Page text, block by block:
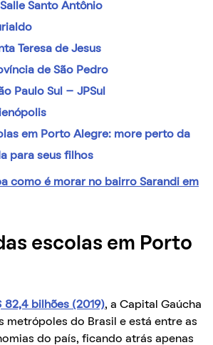
Santo Antônio
Teresa de Jesus
de São Pedro
Paulo Sul – JPSul
em Porto Alegre: more perto da
para seus filhos
como é morar no bairro Sarandi em
escolas em Porto
82,4 bilhões (2019), a Capital Gaúcha
metrópoles do Brasil e está entre as
do país, ficando atrás apenas